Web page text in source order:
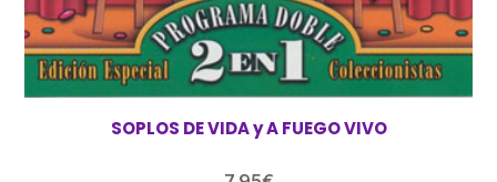
SOPLOS DE VIDA y A FUEGO VIVO